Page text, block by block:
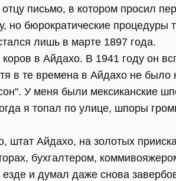
письмо, в котором просил
но бюрократические процедуры
лишь в марте 1897 года.
коров в Айдахо. В 1941 году он
в те времена в Айдахо не
У меня были мексиканские
я топал по улице, шпоры
штат Айдахо, на золотых
бухгалтером,
езде и думал даже снова